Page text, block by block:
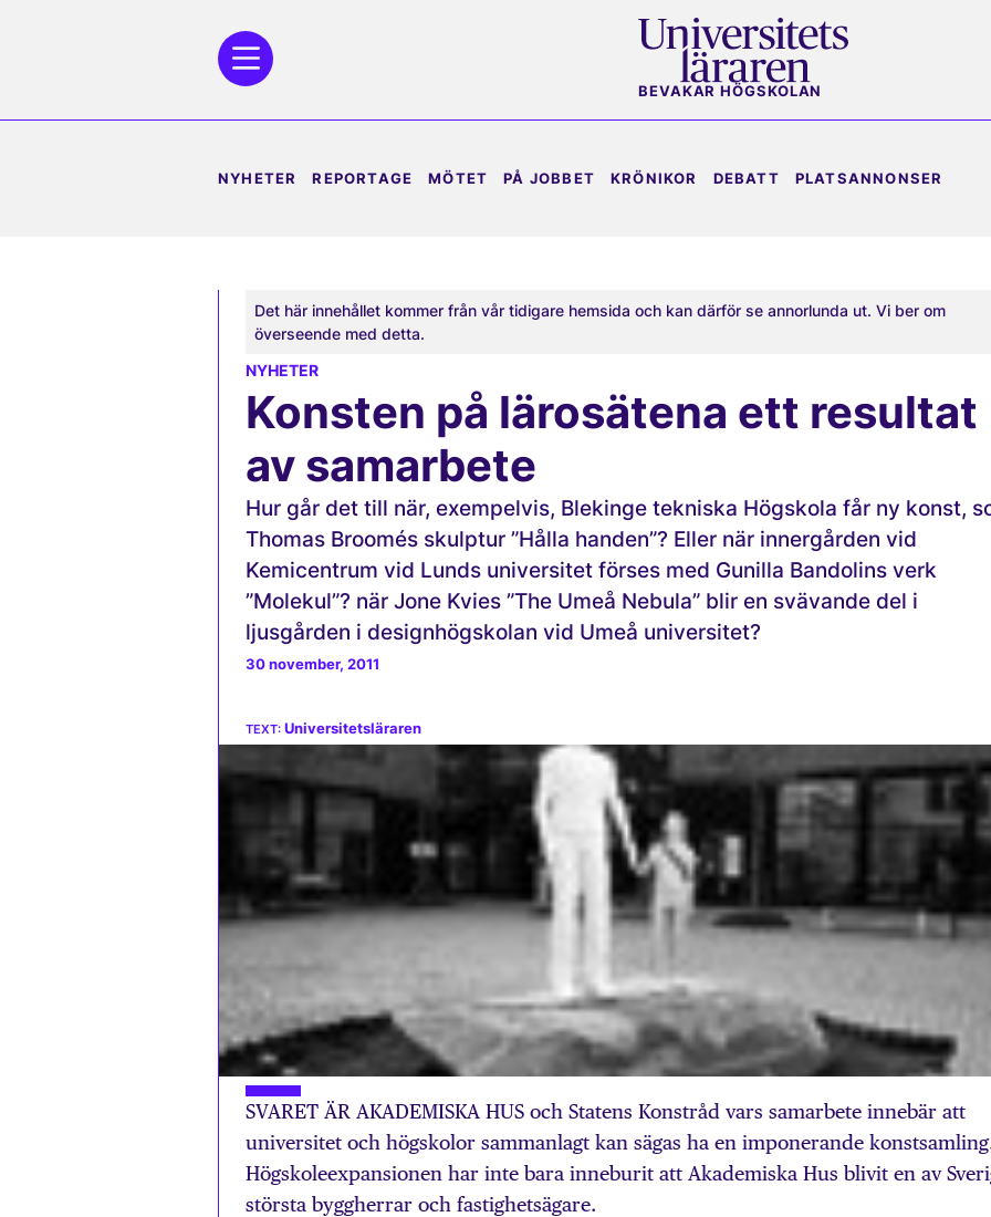
BEVAKAR HÖGSKOLAN
NYHETER REPORTAGE MÖTET PÅ JOBBET KRÖNIKOR DEBATT PLATSANNONSER
Det här innehållet kommer från vår tidigare hemsida och kan därför se annorlunda ut. Vi ber om
överseende med detta.
NYHETER
Konsten på lärosätena ett resultat
av samarbete
Hur går det till när, exempelvis, Blekinge tekniska Högskola får ny konst,
Thomas Broomés skulptur ”Hålla handen”? Eller när innergården vid
Kemicentrum vid Lunds universitet förses med Gunilla Bandolins verk
”Molekul”? när Jone Kvies ”The Umeå Nebula” blir en svävande del i
ljusgården i designhögskolan vid Umeå universitet?
30 november, 2011
Universitetsläraren
SVARET ÄR AKADEMISKA HUS och Statens Konstråd vars samarbete innebär att
universitet och högskolor sammanlagt kan sägas ha en imponerande
Högskoleexpansionen har inte bara inneburit att Akademiska Hus blivit en av
största byggherrar och fastighetsägare.